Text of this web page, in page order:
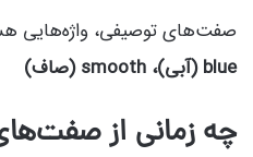
صفت‌های توصیفی، واژه‌هایی
blue (آبی)، smooth (صاف)
چه زمانی از